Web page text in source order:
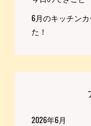
6月のキッチンカ
た！
2026年6月